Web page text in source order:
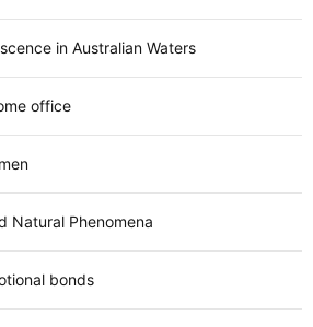
in Australian Waters
office
Natural Phenomena
bonds